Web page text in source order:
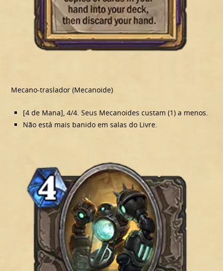
Mecano-traslador (Mecanoide)
[4 de Mana], 4/4. Seus Mecanoides custam (1) a menos.
Não está mais banido em salas do Livre.